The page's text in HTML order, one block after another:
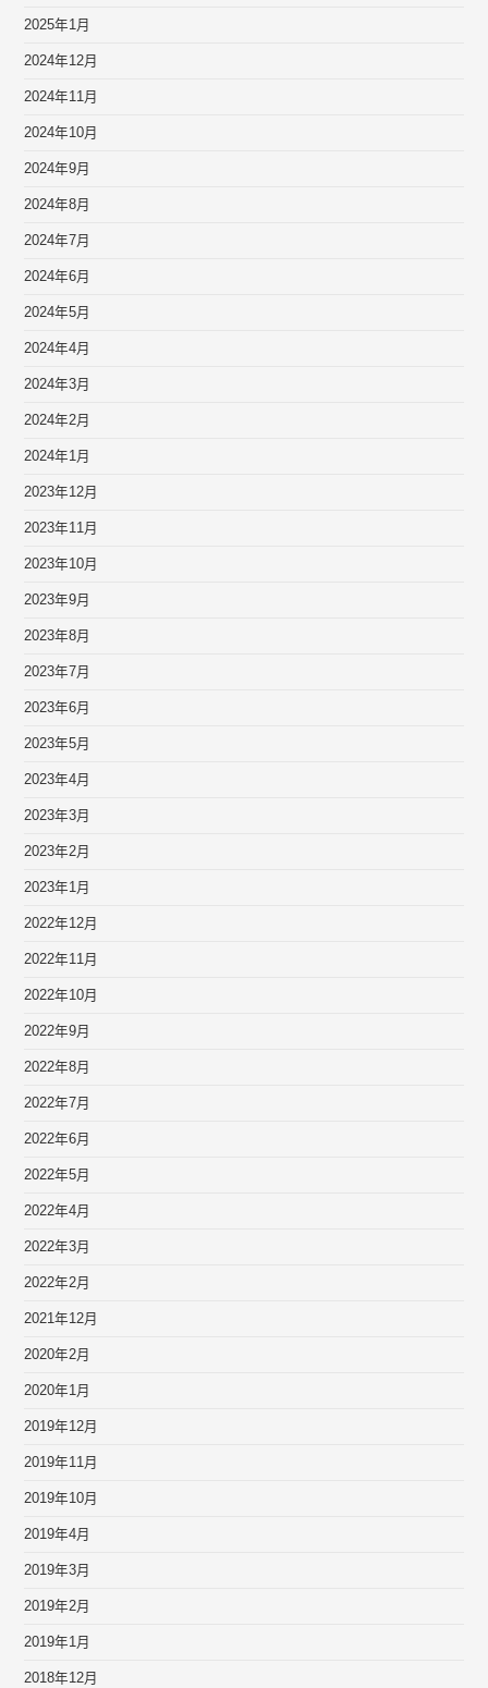
2025年1月
2024年12月
2024年11月
2024年10月
2024年9月
2024年8月
2024年7月
2024年6月
2024年5月
2024年4月
2024年3月
2024年2月
2024年1月
2023年12月
2023年11月
2023年10月
2023年9月
2023年8月
2023年7月
2023年6月
2023年5月
2023年4月
2023年3月
2023年2月
2023年1月
2022年12月
2022年11月
2022年10月
2022年9月
2022年8月
2022年7月
2022年6月
2022年5月
2022年4月
2022年3月
2022年2月
2021年12月
2020年2月
2020年1月
2019年12月
2019年11月
2019年10月
2019年4月
2019年3月
2019年2月
2019年1月
2018年12月